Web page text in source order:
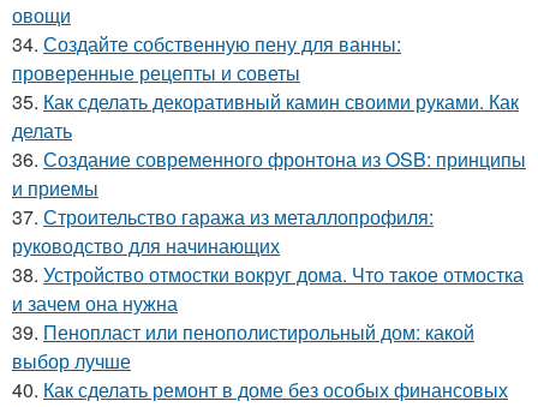
овощи
34. Создайте собственную пену для ванны:
проверенные рецепты и советы
35. Как сделать декоративный камин своими руками. Как
делать
36. Создание современного фронтона из OSB: принципы
и приемы
37. Строительство гаража из металлопрофиля:
руководство для начинающих
38. Устройство отмостки вокруг дома. Что такое отмостка
и зачем она нужна
39. Пенопласт или пенополистирольный дом: какой
выбор лучше
40. Как сделать ремонт в доме без особых финансовых